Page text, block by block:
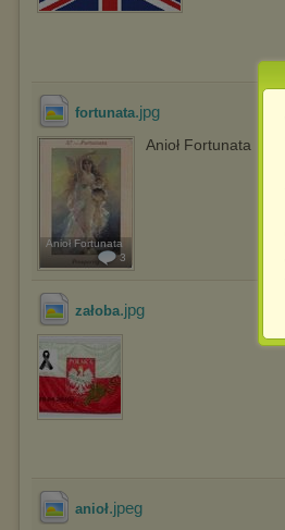
fortunata.jpg
Anioł Fortunata
3
Anioł Fortunata
załoba.jpg
anioł.jpeg